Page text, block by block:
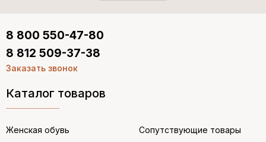
Каталог товаров
Женская обувь
Сопутствующие товары
8 800 550-47-80
8 812 509-37-38
Заказать звонок